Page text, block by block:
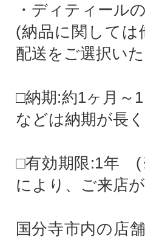
・ディティール
(納品に関しては
配送をご選択い
□納期:約1ヶ月
などは納期が長
□有効期限:1年
により、ご来店
国分寺市内の店